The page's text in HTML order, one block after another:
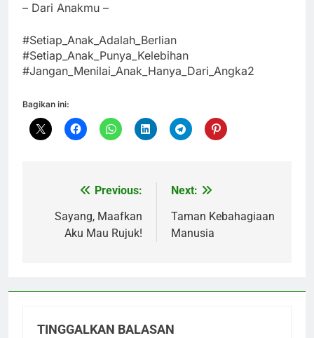
– Dari Anakmu –
#Setiap_Anak_Adalah_Berlian
#Setiap_Anak_Punya_Kelebihan
#Jangan_Menilai_Anak_Hanya_Dari_Angka2
Bagikan ini:
Navigasi
pos
Previous:
Sayang, Maafkan
Aku Mau Rujuk!
Next:
Taman Kebahagiaan
Manusia
TINGGALKAN BALASAN